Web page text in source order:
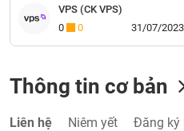
VPS (CK VPS)
0
0 31/07/2023
Thông tin cơ bản
Liên hệ Niêm yết Đăng ký